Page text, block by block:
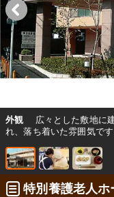
外観
広々とした敷地に
れ、落ち着いた雰囲気です
特別養護老人